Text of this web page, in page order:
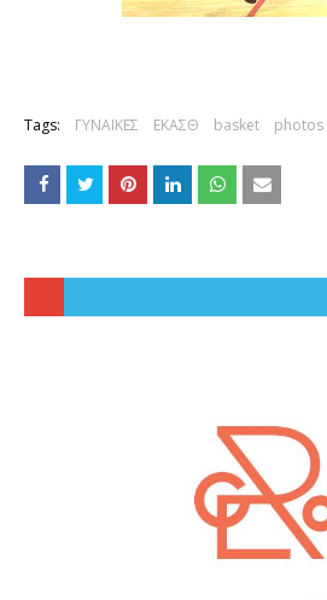
Tags: ΓΥΝΑΙΚΕΣ ΕΚΑΣΘ basket photos